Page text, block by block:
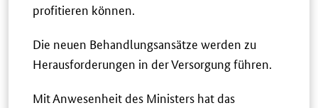
profitieren können.
Die neuen Behandlungsansätze werden zu
Herausforderungen in der Versorgung führen.
Mit Anwesenheit des Ministers hat das